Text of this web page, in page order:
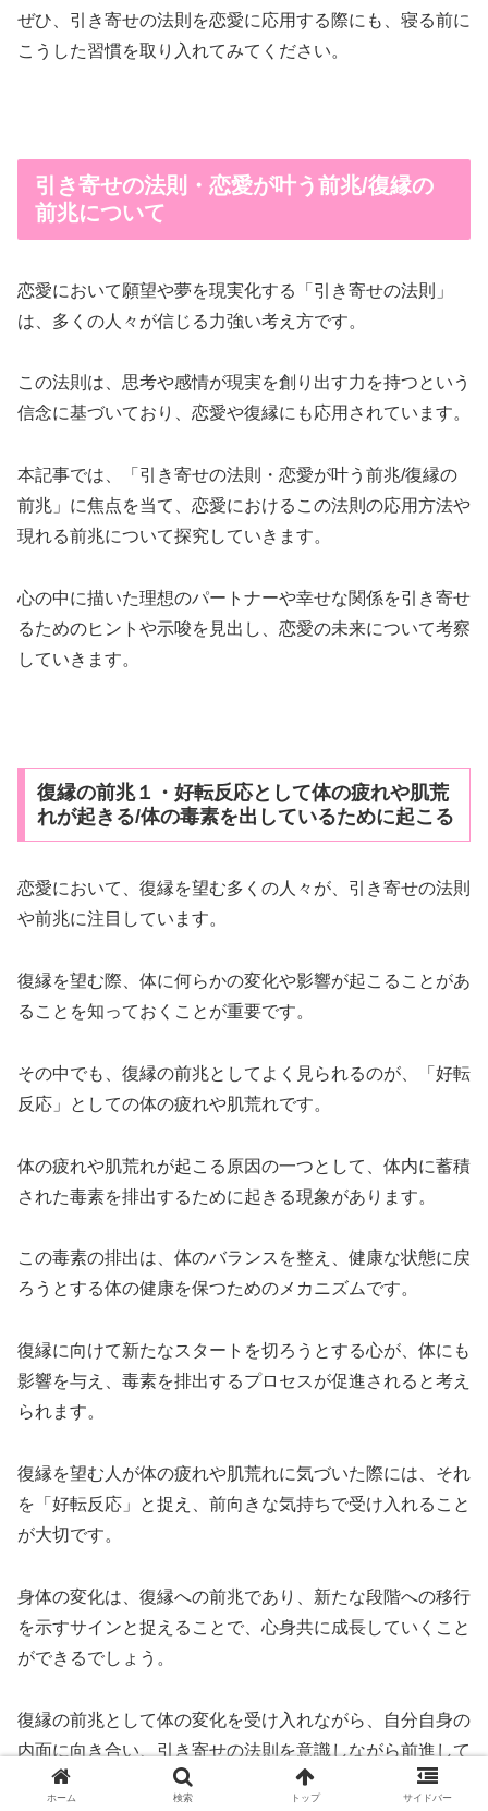
ぜひ、引き寄せの法則を恋愛に応用する際にも、寝る前に
こうした習慣を取り入れてみてください。
引き寄せの法則・恋愛が叶う前兆/復縁の
前兆について
恋愛において願望や夢を現実化する「引き寄せの法則」
は、多くの人々が信じる力強い考え方です。
この法則は、思考や感情が現実を創り出す力を持つという
信念に基づいており、恋愛や復縁にも応用されています。
本記事では、「引き寄せの法則・恋愛が叶う前兆/復縁の
前兆」に焦点を当て、恋愛におけるこの法則の応用方法や
現れる前兆について探究していきます。
心の中に描いた理想のパートナーや幸せな関係を引き寄せ
るためのヒントや示唆を見出し、恋愛の未来について考察
していきます。
復縁の前兆１・好転反応として体の疲れや肌荒
れが起きる/体の毒素を出しているために起こる
恋愛において、復縁を望む多くの人々が、引き寄せの法則
や前兆に注目しています。
復縁を望む際、体に何らかの変化や影響が起こることがあ
ることを知っておくことが重要です。
その中でも、復縁の前兆としてよく見られるのが、「好転
反応」としての体の疲れや肌荒れです。
体の疲れや肌荒れが起こる原因の一つとして、体内に蓄積
された毒素を排出するために起きる現象があります。
この毒素の排出は、体のバランスを整え、健康な状態に戻
ろうとする体の健康を保つためのメカニズムです。
復縁に向けて新たなスタートを切ろうとする心が、体にも
影響を与え、毒素を排出するプロセスが促進されると考え
られます。
復縁を望む人が体の疲れや肌荒れに気づいた際には、それ
を「好転反応」と捉え、前向きな気持ちで受け入れること
が大切です。
身体の変化は、復縁への前兆であり、新たな段階への移行
を示すサインと捉えることで、心身共に成長していくこと
ができるでしょう。
復縁の前兆として体の変化を受け入れながら、自分自身の
内面に向き合い、引き寄せの法則を意識しながら前進して
いくことが、より良い未来を創造する一歩となるのです。
ホーム 検索 トップ サイドバー